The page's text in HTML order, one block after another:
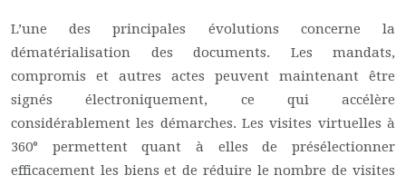
L’une des principales évolutions concerne la
dématérialisation des documents. Les mandats,
compromis et autres actes peuvent maintenant être
signés électroniquement, ce qui accélère
considérablement les démarches. Les visites virtuelles à
360° permettent quant à elles de présélectionner
efficacement les biens et de réduire le nombre de visites